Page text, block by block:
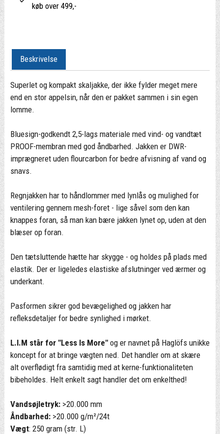
køb over 499,-
Beskrivelse
Superlet og kompakt skaljakke, der ikke fylder meget mere
end en stor appelsin, når den er pakket sammen i sin egen
lomme.
Bluesign-godkendt 2,5-lags materiale med vind- og vandtæt
PROOF-membran med god åndbarhed. Jakken er DWR-
imprægneret uden flourcarbon for bedre afvisning af vand og
snavs.
Regnjakken har to håndlommer med lynlås og mulighed for
ventilering gennem mesh-foret - lige såvel som den kan
knappes foran, så man kan bære jakken lynet op, uden at den
blæser op foran.
Den tætsluttende hætte har skygge - og holdes på plads med
elastik. Der er ligeledes elastiske afslutninger ved ærmer og
underkant.
Pasformen sikrer god bevægelighed og jakken har
refleksdetaljer for bedre synlighed i mørket.
L.I.M står for "Less Is More"og er navnet på Haglöfs unikke
koncept for at bringe vægten ned. Det handler om at skære
alt overflødigt fra samtidig med at kerne-funktionaliteten
bibeholdes. Helt enkelt sagt handler det om enkelthed!
Vandsøjletryk:>20.000 mm
Åndbarhed:>20.000 g/m²/24t
Vægt: 250 gram (str. L)